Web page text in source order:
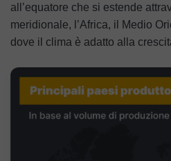
all’equatore che si estende
meridionale, l’Africa, il Medio
dove il clima è adatto alla